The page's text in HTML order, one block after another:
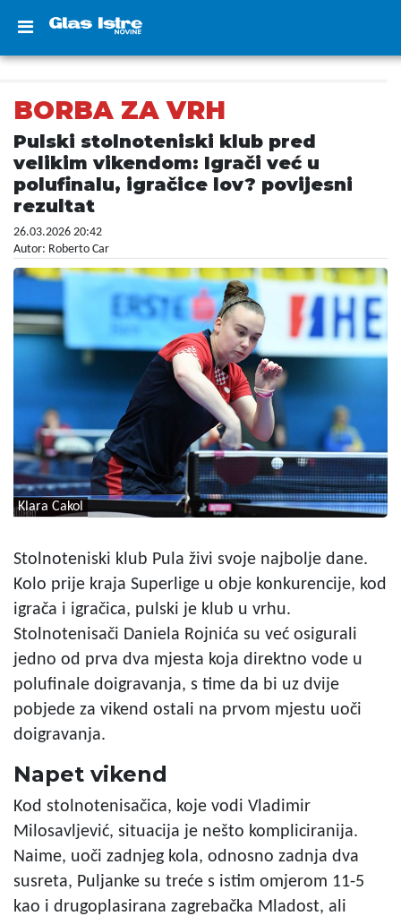
BORBA ZA VRH
Pulski stolnoteniski klub pred
velikim vikendom: Igrači već u
polufinalu, igračice lov? povijesni
rezultat
26.03.2026 20:42
Autor: Roberto Car
Klara Cakol
Stolnoteniski klub Pula živi svoje najbolje dane.
Kolo prije kraja Superlige u obje konkurencije, kod
igrača i igračica, pulski je klub u vrhu.
Stolnotenisači Daniela Rojnića su već osigurali
jedno od prva dva mjesta koja direktno vode u
polufinale doigravanja, s time da bi uz dvije
pobjede za vikend ostali na prvom mjestu uoči
doigravanja.
Napet vikend
Kod stolnotenisačica, koje vodi Vladimir
Milosavljević, situacija je nešto kompliciranija.
Naime, uoči zadnjeg kola, odnosno zadnja dva
susreta, Puljanke su treće s istim omjerom 11-5
kao i drugoplasirana zagrebačka Mladost, ali